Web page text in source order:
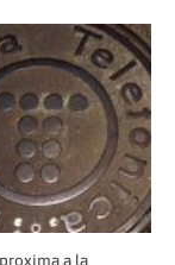
a la